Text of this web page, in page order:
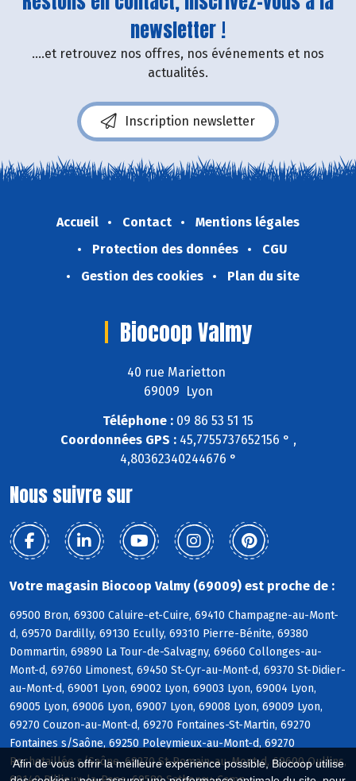
Afin de vous offrir la meilleure expérience possible, Biocoop utilise
newsletter !
....et retrouvez nos offres, nos événements et nos
actualités.
Inscription newsletter
Accueil Contact
Mentions légales
Protection des données
CGU
Gestion des cookies
Plan du site
Biocoop Valmy
40 rue Marietton
69009 Lyon
Téléphone : 09 86 53 51 15
Coordonnées GPS :45,7755737652156 ° ,
4,80362340244676 °
Nous suivre sur
Votre magasin Biocoop Valmy (69009) est proche de :
69500 Bron, 69300 Caluire-et-Cuire, 69410 Champagne-au-Mont-
d, 69570 Dardilly, 69130 Ecully, 69310 Pierre-Bénite, 69380
Dommartin, 69890 La Tour-de-Salvagny, 69660 Collonges-au-
Mont-d, 69760 Limonest, 69450 St-Cyr-au-Mont-d, 69370 St-Didier-
au-Mont-d, 69001 Lyon, 69002 Lyon, 69003 Lyon, 69004 Lyon,
69005 Lyon, 69006 Lyon, 69007 Lyon, 69008 Lyon, 69009 Lyon,
69270 Couzon-au-Mont-d, 69270 Fontaines-St-Martin, 69270
Fontaines s/Saône, 69250 Poleymieux-au-Mont-d, 69270
Rochetaillée s/Saône, 69270 St-Romain-au-Mont-d, 69600 Oullins,